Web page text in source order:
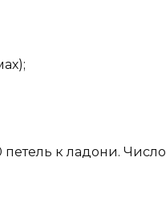
к ладони. Число